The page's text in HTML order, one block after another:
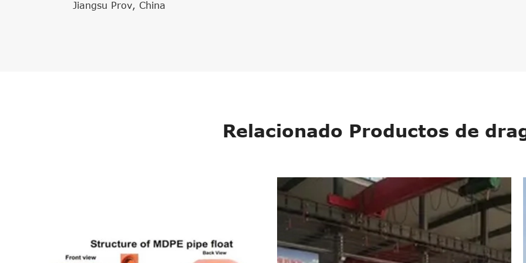
Jiangsu Prov, China
Relacionado Productos de